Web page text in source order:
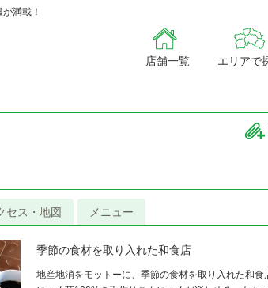
満載！
店舗一覧 エリアで
セス・地図 メニュー
季節の食材を取り入れた和食店
地産地消をモットーに、季節の食材を取り入れた和